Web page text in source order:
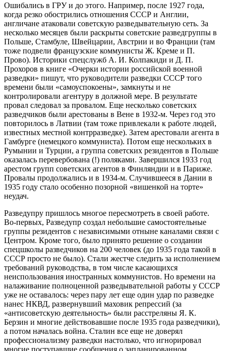
Ошибались в ГРУ и до этого. Например, после 1927 года,
когда резко обострились отношения СССР и Англии,
англичане атаковали советскую разведывательную сеть. За
несколько месяцев были раскрыты советские разведгруппы в
Польше, Стамбуле, Швейцарии, Австрии и во Франции (там
тоже подвели французские коммунисты Ж. Креме и П.
Прово). Историки спецслужб А. И. Колпакиди и Д. П.
Прохоров в книге «Очерки истории российской военной
разведки» пишут, что руководители разведки СССР того
времени были «самоуспокоены», замкнуты и не
контролировали агентуру в должной мере. В результате
провал следовал за провалом. Еще несколько советских
разведчиков были арестованы в Вене в 1932-м. Через год это
повторилось в Латвии (там тоже привлекали к работе людей,
известных местной контрразведке). Затем арестовали агента в
Гамбурге (немецкого коммуниста). Потом еще нескольких в
Румынии и Турции, а группа советских резидентов в Польше
оказалась перевербована (!) поляками. Завершился 1933 год
арестом групп советских агентов в Финляндии и в Париже.
Провалы продолжались и в 1934-м. Случившееся в Дании в
1935 году стало особенно позорной «вишенкой на торте»
неудач.
Разведупру пришлось многое пересмотреть в своей работе.
Во-первых, Разведупр создал небольшие самостоятельные
группы резидентов с независимыми отныне каналами связи с
Центром. Кроме того, было принято решение о создании
спецшколы разведчиков на 200 человек (до 1935 года такой в
СССР просто не было). Стали жестче следить за исполнением
требований руководства, в том числе касающихся
неиспользования иностранных коммунистов. Но времени на
налаживание полноценной разведывательной работы у СССР
уже не оставалось: через пару лет еще один удар по разведке
нанес НКВД, развернувший маховик репрессий (за
«антисоветскую деятельность» были расстреляны Я. К.
Берзин и многие действовавшие после 1935 года разведчики),
а потом началась война. Сталин все еще не доверял
профессионализму разведки настолько, что игнорировал
многие поступавшие сообщения о запланированном